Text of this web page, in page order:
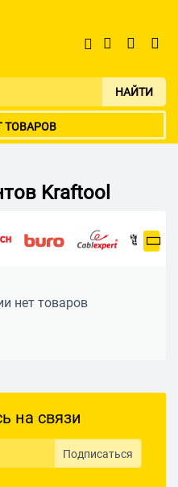
НАЙТИ
ТОВАРОВ
Kraftool
нет товаров
на связи
Подписаться